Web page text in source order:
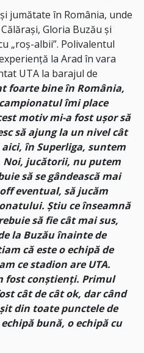
jumătate în România, unde
Gloria Buzău și
„roș-albii”. Polivalentul
la Arad în vara
UTA la barajul de
foarte bine în România,
îmi place
motiv mi-a fost ușor să
să ajung la un nivel cât
în Superliga, suntem
jucătorii, nu putem
să se gândească mai
eventual, să jucăm
Știu ce înseamnă
să fie cât mai sus,
la Buzău înainte de
că este o echipă de
ce stadion are UTA.
fost conștienți. Primul
cât de cât ok, dar când
din toate punctele de
bună, o echipă cu